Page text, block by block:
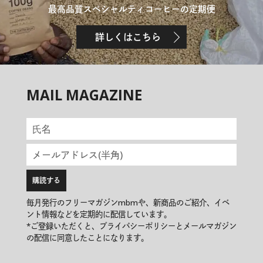
最高品質スペシャルティコーヒーの定期便
詳しくはこちら
MAIL MAGAZINE
毎月発行のフリーマガジンmbmや、新商品のご紹介、イベ
ント情報などを定期的に配信しています。
*ご登録いただくと、プライバシーポリシーとメールマガジン
の配信に同意したことになります。